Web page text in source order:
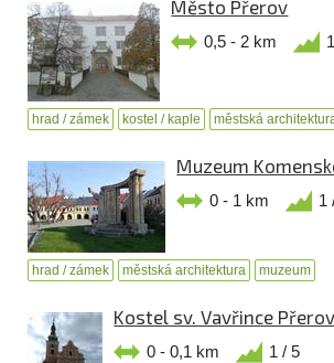
Město Přerov
0,5 - 2 km
hrad / zámek kostel / kaple městská
Muzeum
0 - 1 km 1
hrad / zámek městská architektura muzeum
Kostel sv. Vavřince Přerov
0 - 0,1 km 1 / 5